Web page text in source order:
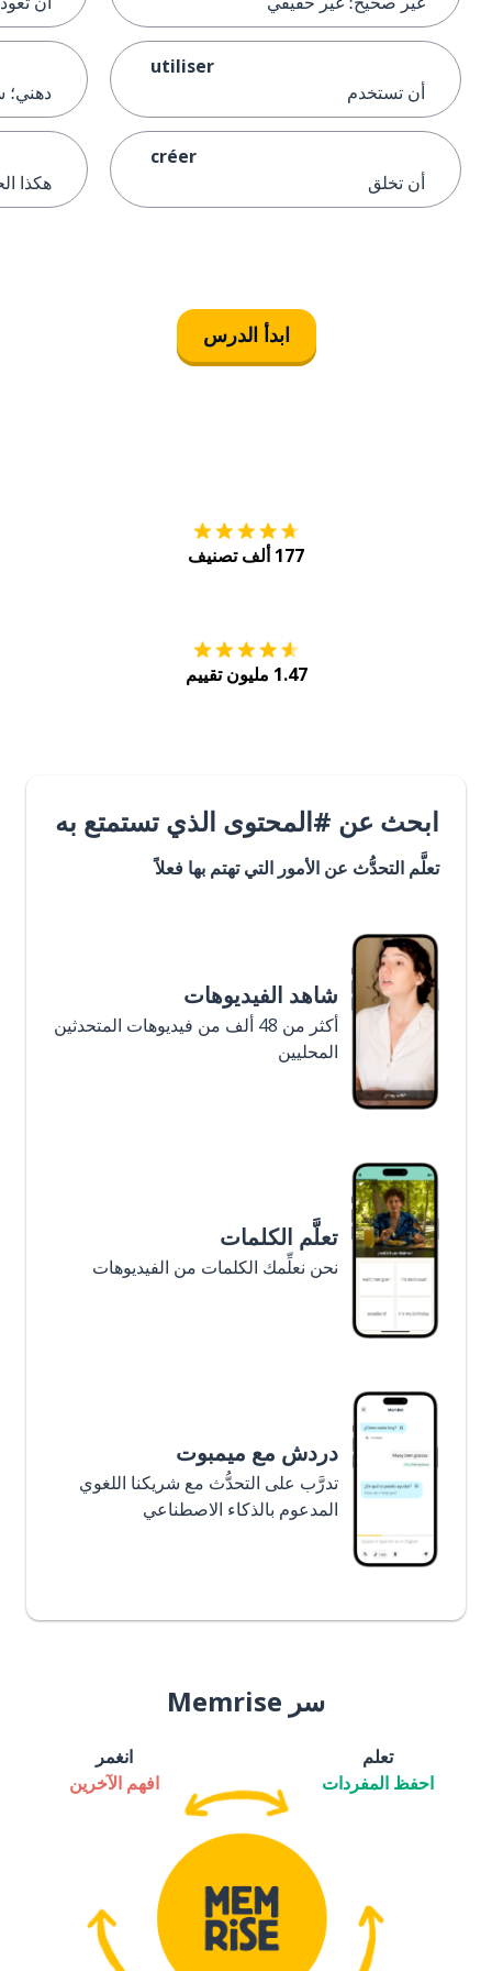
utiliser
أن تستخدم
créer
أن تخلق
دهني؛
هكذا
ابدأ الدرس
177 ألف تصنيف
1.47 مليون تقييم
ابحث عن #المحتوى الذي تستمتع به
تعلَّم التحدُّث عن الأمور التي تهتم بها فعلاً
شاهد الفيديوهات
أكثر من 48 ألف من فيديوهات المتحدثين
المحليين
تعلَّم الكلمات
نحن نعلِّمك الكلمات من الفيديوهات
دردش مع ميمبوت
تدرَّب على التحدُّث مع شريكنا اللغوي
المدعوم بالذكاء الاصطناعي
سر Memrise
تعلم
احفظ المفردات
انغمر
افهم الآخرين